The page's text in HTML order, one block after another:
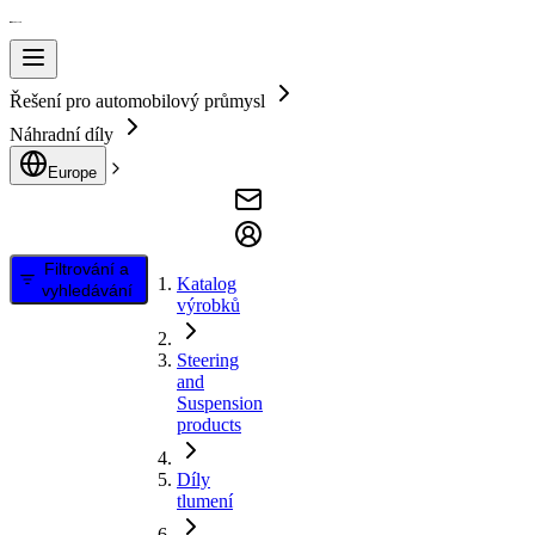
Řešení pro automobilový průmysl
Náhradní díly
Europe
Filtrování a
vyhledávání
Katalog
výrobků
Steering
and
Suspension
products
Díly
tlumení